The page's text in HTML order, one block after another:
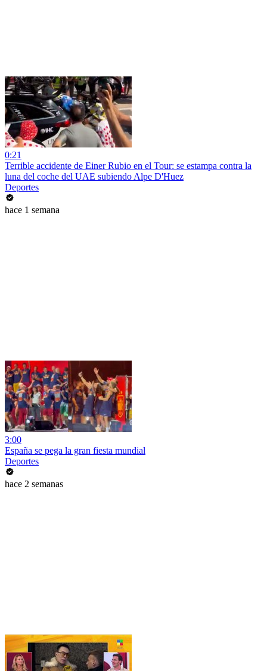
0:21
Terrible accidente de Einer Rubio en el Tour: se estampa contra la
luna del coche del UAE subiendo Alpe D'Huez
Deportes
hace 1 semana
3:00
España se pega la gran fiesta mundial
Deportes
hace 2 semanas